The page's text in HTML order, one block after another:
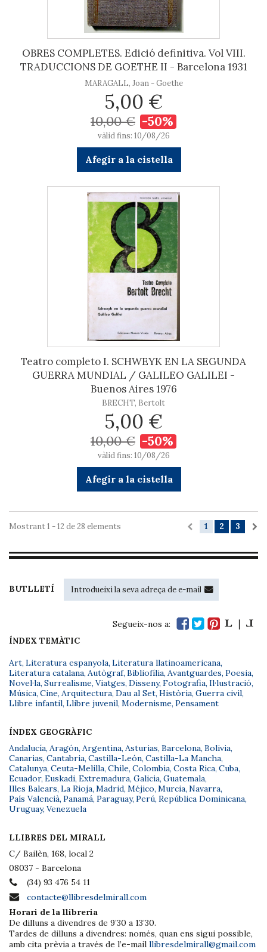
OBRES COMPLETES. Edició definitiva. Vol VIII.
TRADUCCIONS DE GOETHE II - Barcelona 1931
MARAGALL, Joan - Goethe
5,00 €
10,00 € -50%
vàlid fins: 10/08/26
Afegir a la cistella
Teatro completo I. SCHWEYK EN LA SEGUNDA
GUERRA MUNDIAL / GALILEO GALILEI -
Buenos Aires 1976
BRECHT, Bertolt
5,00 €
10,00 € -50%
vàlid fins: 10/08/26
Afegir a la cistella
1 2 3
Mostrant 1 - 12 de 28 elements
BUTLLETÍ
Segueix-nos a:
ÍNDEX TEMÀTIC
Art, Literatura espanyola, Literatura llatinoamericana,
Literatura catalana, Autògraf, Bibliofília, Avantguardes, Poesia,
Novel·la, Surrealisme, Viatges, Disseny, Fotografia, Il·lustració,
Música, Cine, Arquitectura, Dau al Set, Història, Guerra civil,
Llibre infantil, Llibre juvenil, Modernisme, Pensament
ÍNDEX GEOGRÀFIC
Andalucía, Aragón, Argentina, Asturias, Barcelona, Bolivia,
Canarias, Cantabria, Castilla-León, Castilla-La Mancha,
Catalunya, Ceuta-Melilla, Chile, Colombia, Costa Rica, Cuba,
Ecuador, Euskadi, Extremadura, Galicia, Guatemala,
Illes Balears, La Rioja, Madrid, Méjico, Murcia, Navarra,
País Valencià, Panamá, Paraguay, Perú, República Dominicana,
Uruguay, Venezuela
LLIBRES DEL MIRALL
C/ Bailèn, 168, local 2
08037 - Barcelona
(34) 93 476 54 11
contacte@llibresdelmirall.com
Horari de la llibreria
De dilluns a divendres de 9’30 a 13’30.
Tardes de dilluns a divendres: només, quan ens sigui possible,
amb cita prèvia a través de l’e-mail llibresdelmirall@gmail.com